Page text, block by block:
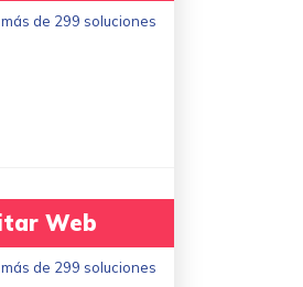
de 299 soluciones
Web
de 299 soluciones